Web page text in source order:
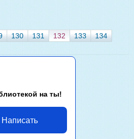
130 131 132 133
134
на ты!
Написать